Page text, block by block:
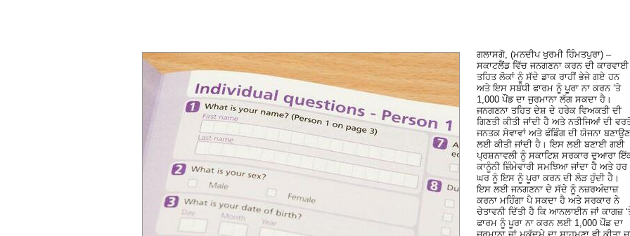
ਗਲਾਸਗੋ, (ਮਨਦੀਪ ਖੁਰਮੀ ਹਿੰਮਤਪੁਰਾ) –
ਸਕਾਟਲੈਂਡ ਵਿੱਚ ਜਨਗਣਨਾ ਕਰਨ ਦੀ ਕਾਰਵਾਈ
ਤਹਿਤ ਲੋਕਾਂ ਨੂੰ ਸੱਦੇ ਡਾਕ ਰਾਹੀਂ ਭੇਜੇ ਗਏ ਹਨ
ਅਤੇ ਇਸ ਸਬੰਧੀ ਫਾਰਮ ਨੂੰ ਪੂਰਾ ਨਾ ਕਰਨ ‘ਤੇ
1,000 ਪੌਂਡ ਦਾ ਜੁਰਮਾਨਾ ਲੱਗ ਸਕਦਾ ਹੈ।
ਜਨਗਣਨਾ ਤਹਿਤ ਦੇਸ਼ ਦੇ ਹਰੇਕ ਵਿਅਕਤੀ ਦੀ
ਗਿਣਤੀ ਕੀਤੀ ਜਾਂਦੀ ਹੈ ਅਤੇ ਨਤੀਜਿਆਂ ਦੀ
ਜਨਤਕ ਸੇਵਾਵਾਂ ਅਤੇ ਫੰਡਿੰਗ ਦੀ ਯੋਜਨਾ ਬਣਾਉਣ
ਲਈ ਕੀਤੀ ਜਾਂਦੀ ਹੈ। ਇਸ ਲਈ ਬਣਾਈ ਗਈ
ਪ੍ਰਸ਼ਨਾਵਲੀ ਨੂੰ ਸਕਾਟਿਸ਼ ਸਰਕਾਰ ਦੁਆਰਾ
ਕਾਨੂੰਨੀ ਜ਼ਿੰਮੇਵਾਰੀ ਸਮਝਿਆ ਜਾਂਦਾ ਹੈ ਅਤੇ ਹਰ
ਘਰ ਨੂੰ ਇਸ ਨੂੰ ਪੂਰਾ ਕਰਨ ਦੀ ਲੋੜ ਹੁੰਦੀ ਹੈ।
ਇਸ ਲਈ ਜਨਗਣਨਾ ਦੇ ਸੱਦੇ ਨੂੰ ਨਜ਼ਰਅੰਦਾਜ਼
ਕਰਨਾ ਮਹਿੰਗਾ ਪੈ ਸਕਦਾ ਹੈ ਅਤੇ ਸਰਕਾਰ ਨੇ
ਚੇਤਾਵਨੀ ਦਿੱਤੀ ਹੈ ਕਿ ਆਨਲਾਈਨ ਜਾਂ ਕਾਗਜ਼
ਫਾਰਮ ਨੂੰ ਪੂਰਾ ਨਾ ਕਰਨ ਲਈ 1,000 ਪੌਂਡ ਦਾ